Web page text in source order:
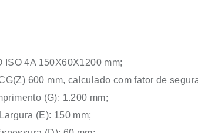
ISO 4A 150X60X1200 mm;
600 mm, calculado com fator de
(G): 1.200 mm;
Largura (E): 150 mm;